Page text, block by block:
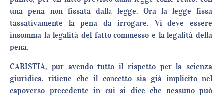
una pena non fissata dalla legge. Ora la legge fissa
tassativamente la pena da irrogare. Vi deve essere
insomma la legalità del fatto commesso e la legalità della
pena.
CARISTIA, pur avendo tutto il rispetto per la scienza
giuridica, ritiene che il concetto sia già implicito nel
capoverso precedente in cui si dice che nessuno può